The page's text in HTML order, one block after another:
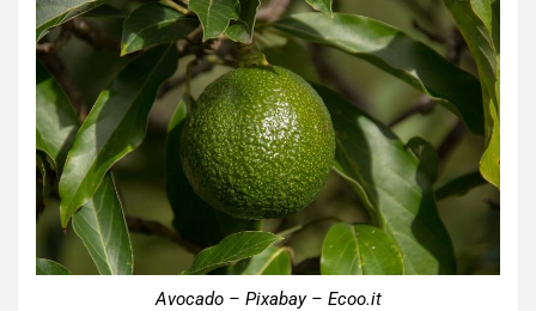
Avocado – Pixabay – Ecoo.it